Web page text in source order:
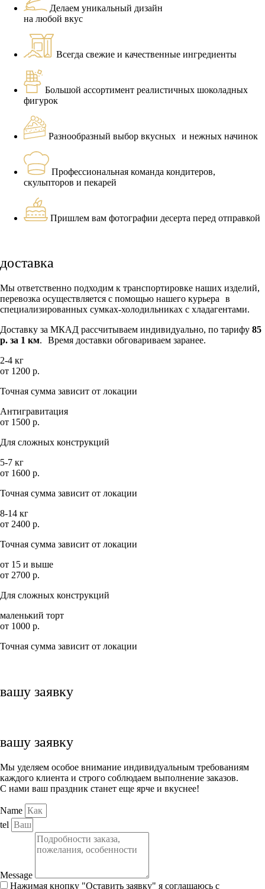
Делаем уникальный дизайн
на любой вкус
Всегда свежие и качественные ингредиенты
Большой ассортимент реалистичных шоколадных
фигурок
Разнообразный выбор вкусных и нежных начинок
Профессиональная команда кондитеров,
скульпторов и пекарей
Пришлем вам фотографии десерта перед отправкой
доставка
Мы ответственно подходим к транспортировке наших изделий,
перевозка осуществляется с помощью нашего курьера в
специализированных сумках-холодильниках с хладагентами.
Доставку за МКАД рассчитываем индивидуально, по тарифу 85
р. за 1 км. Время доставки обговариваем заранее.
2-4 кг
от 1200 р.
Точная сумма зависит от локации
Антигравитация
от 1500 р.
Для сложных конструкций
5-7 кг
от 1600 р.
Точная сумма зависит от локации
8-14 кг
от 2400 р.
Точная сумма зависит от локации
от 15 и выше
от 2700 р.
Для сложных конструкций
маленький торт
от 1000 р.
Точная сумма зависит от локации
вашу заявку
вашу заявку
Мы уделяем особое внимание индивидуальным требованиям
каждого клиента и строго соблюдаем выполнение заказов.
С нами ваш праздник станет еще ярче и вкуснее!
Name
tel
Message
Нажимая кнопку "Оставить заявку" я соглашаюсь с